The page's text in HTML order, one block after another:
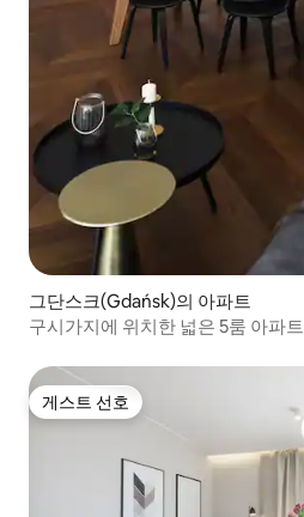
그단스크(Gdańsk)의 아파트
구시가지에 위치한 넓은 5룸 아파트
게스트 선호
게스트 선호